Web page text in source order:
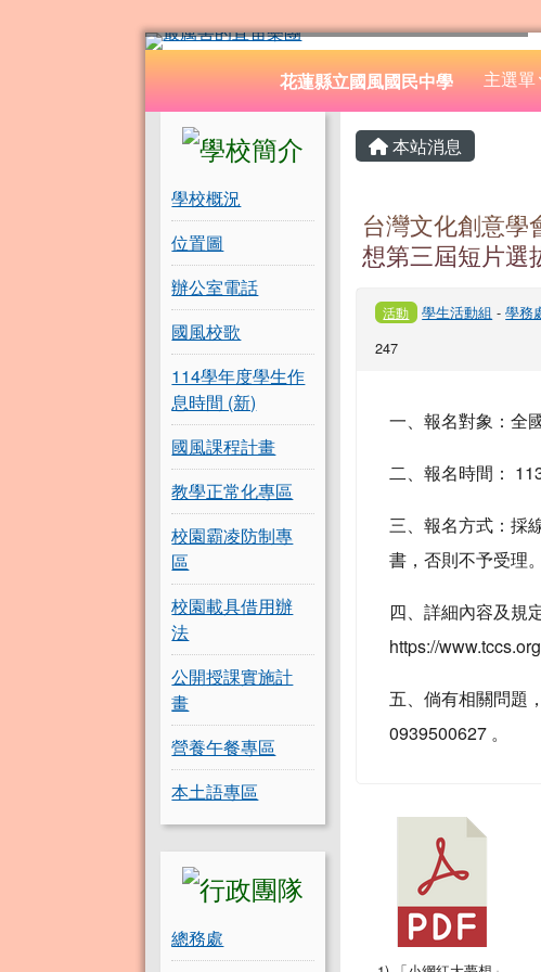
花蓮縣立國風國民中學
導覽列 花蓮縣立國風國民中學 主選單
左邊區域內容
學校概況
位置圖
辦公室電話
國風校歌
114學年度學生作
息時間 (新)
國風課程計畫
教學正常化專區
校園霸凌防制專
區
校園載具借用辦
法
公開授課實施計
畫
營養午餐專區
本土語專區
總務處
主內容區域
本站消息
台灣文化創意學
想第三屆短片選
活動 學生活動組 -學務
247
一、報名對象：全
二、報名時間：
三、報名方式：採
書，否則不予受理。
四、詳細內容及規
https://
五、倘有相關問題
0939500627 。
頁尾區域